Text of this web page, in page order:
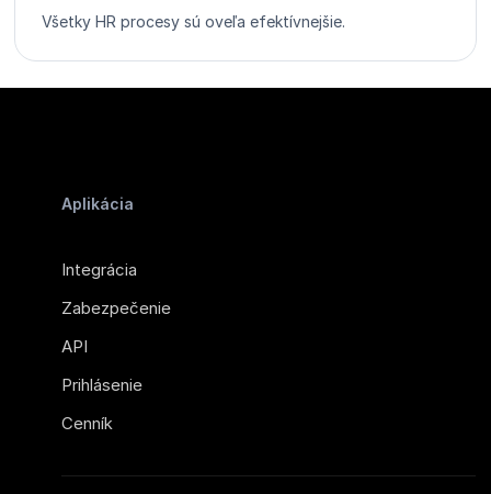
Všetky HR procesy sú oveľa efektívnejšie.
Aplikácia
Integrácia
Zabezpečenie
API
Prihlásenie
Cenník